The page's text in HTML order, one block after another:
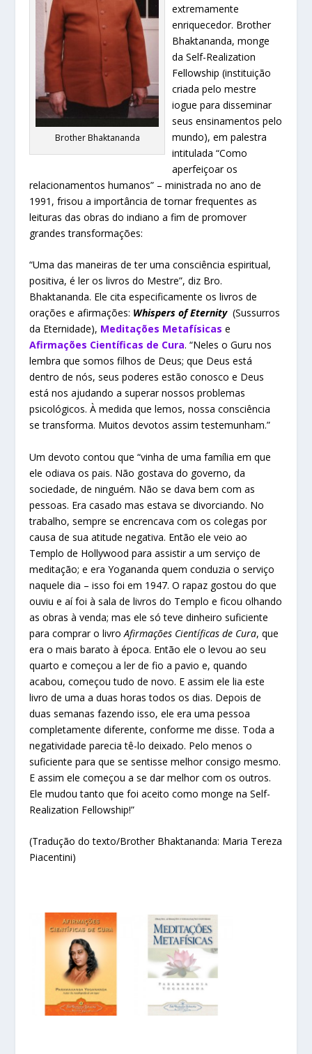
Brother Bhaktananda
extremamente
enriquecedor. Brother
Bhaktananda, monge
da Self-Realization
Fellowship (instituição
criada pelo mestre
iogue para disseminar
seus ensinamentos pelo
mundo), em palestra
intitulada “Como
aperfeiçoar os
relacionamentos humanos” – ministrada no ano de
1991, frisou a importância de tornar frequentes as
leituras das obras do indiano a fim de promover
grandes transformações:
“Uma das maneiras de ter uma consciência espiritual,
positiva, é ler os livros do Mestre”, diz Bro.
Bhaktananda. Ele cita especificamente os livros de
orações e afirmações: Whispers of Eternity (Sussurros
da Eternidade), Meditações Metafísicas e
Afirmações Científicas de Cura. “Neles o Guru nos
lembra que somos filhos de Deus; que Deus está
dentro de nós, seus poderes estão conosco e Deus
está nos ajudando a superar nossos problemas
psicológicos. À medida que lemos, nossa consciência
se transforma. Muitos devotos assim testemunham.”
Um devoto contou que “vinha de uma família em que
ele odiava os pais. Não gostava do governo, da
sociedade, de ninguém. Não se dava bem com as
pessoas. Era casado mas estava se divorciando. No
trabalho, sempre se encrencava com os colegas por
causa de sua atitude negativa. Então ele veio ao
Templo de Hollywood para assistir a um serviço de
meditação; e era Yogananda quem conduzia o serviço
naquele dia – isso foi em 1947. O rapaz gostou do que
ouviu e aí foi à sala de livros do Templo e ficou olhando
as obras à venda; mas ele só teve dinheiro suficiente
para comprar o livroAfirmações Científicas de Cura, que
era o mais barato à época. Então ele o levou ao seu
quarto e começou a ler de fio a pavio e, quando
acabou, começou tudo de novo. E assim ele lia este
livro de uma a duas horas todos os dias. Depois de
duas semanas fazendo isso, ele era uma pessoa
completamente diferente, conforme me disse. Toda a
negatividade parecia tê-lo deixado. Pelo menos o
suficiente para que se sentisse melhor consigo mesmo.
E assim ele começou a se dar melhor com os outros.
Ele mudou tanto que foi aceito como monge na Self-
Realization Fellowship!”
(Tradução do texto/Brother Bhaktananda: Maria Tereza
Piacentini)